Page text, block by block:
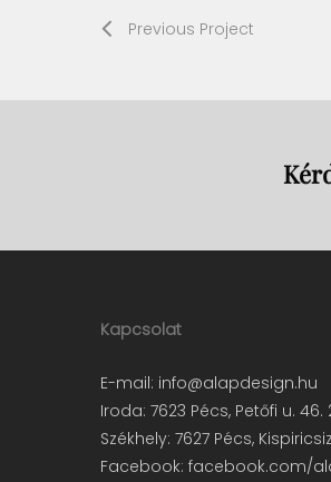
Previous Project
Kapcsolat
E-mail: info@alapdesign.hu
Iroda: 7623 Pécs, Petőfi u. 46.
Székhely: 7627 Pécs,
Facebook: facebook.com/